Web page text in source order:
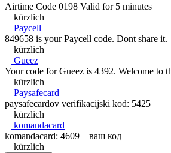
Airtime Code 0198 Valid for 5 minutes
kürzlich
Paycell
849658 is your Paycell code. Dont share it.
kürzlich
Gueez
Your code for Gueez is 4392. Welcome to
kürzlich
Paysafecard
paysafecardov verifikacijski kod: 5425
kürzlich
komandacard
komandacard: 4609 – ваш код
kürzlich